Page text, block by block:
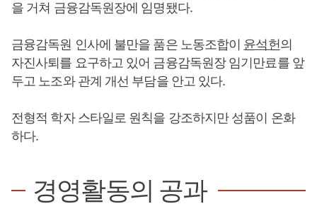
을 거쳐 금융감독원장에 임명됐다.
금융감독원 인사에 불만을 품은 노동조합이 윤석헌의
자진사퇴를 요구하고 있어 금융감독원장 임기만료를 앞
두고 노조와 관계 개선 부담을 안고 있다.
전형적 학자 스타일로 원칙을 강조하지만 성품이 온화
하다.
경영활동의 공과